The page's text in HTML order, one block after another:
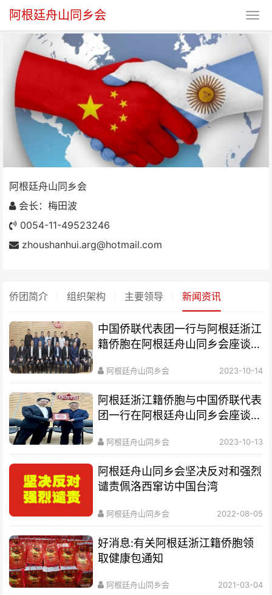
阿根廷舟山同乡会
阿根廷舟山同乡会
会长：梅田波
0054-11-49523246
zhoushanhui.arg@hotmail.com
侨团简介 组织架构 主要领导 新闻资讯
阿根廷舟山同乡会
中国侨联代表团一行与阿根廷浙江
籍侨胞在阿根廷舟山同乡会座谈交
阿根廷舟山同乡会 2023-10-14
阿根廷浙江籍侨胞与中国侨联代表
团一行在阿根廷舟山同乡会座谈交
阿根廷舟山同乡会 2023-10-13
阿根廷舟山同乡会坚决反对和强烈
谴责佩洛西窜访中国台湾
阿根廷舟山同乡会 2022-08-05
好消息:有关阿根廷浙江籍侨胞领
取健康包通知
阿根廷舟山同乡会 2021-03-04